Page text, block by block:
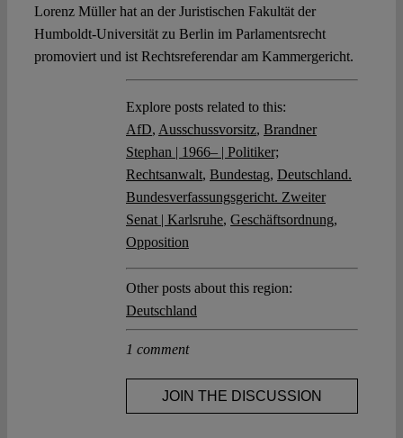
Lorenz Müller hat an der Juristischen Fakultät der
Humboldt-Universität zu Berlin im Parlamentsrecht
promoviert und ist Rechtsreferendar am Kammergericht.
Explore posts related to this:
AfD, Ausschussvorsitz, Brandner
Stephan | 1966– | Politiker;
Rechtsanwalt, Bundestag, Deutschland.
Bundesverfassungsgericht. Zweiter
Senat | Karlsruhe, Geschäftsordnung,
Opposition
Other posts about this region:
Deutschland
1 comment
JOIN THE DISCUSSION